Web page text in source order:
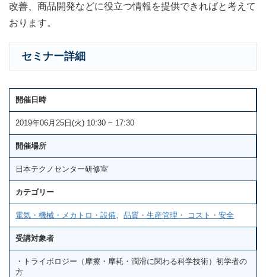
改善、商品開発などに役立つ情報を提供できればと考えて
おります。
セミナー詳細
開催日時
2019年06月25日(火) 10:30 ~ 17:30
開催場所
日本テクノセンター研修室
カテゴリー
電気・機械・メカトロ・設備 品質・生産管理・ コスト・安全
受講対象者
・トライボロジー（摩擦・摩耗・潤滑に関わる科学技術）初学者の
方